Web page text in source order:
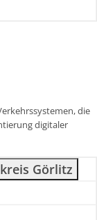
die
digitaler
Görlitz